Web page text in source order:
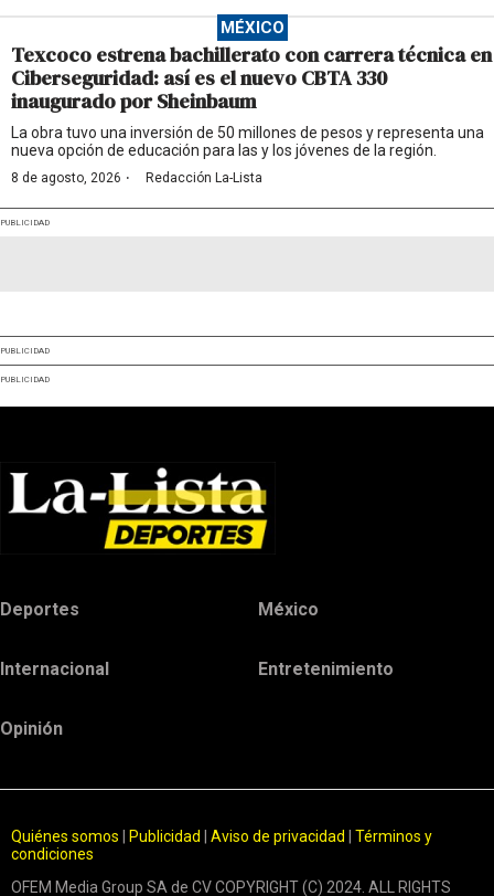
MÉXICO
Texcoco estrena bachillerato con carrera técnica en
Ciberseguridad: así es el nuevo CBTA 330
inaugurado por Sheinbaum
La obra tuvo una inversión de 50 millones de pesos y representa una
nueva opción de educación para las y los jóvenes de la región.
8 de agosto, 2026 · Redacción La-Lista
PUBLICIDAD
PUBLICIDAD
PUBLICIDAD
Deportes México
Internacional Entretenimiento
Opinión
Quiénes somos Publicidad Aviso de privacidad
Términos y
condiciones
OFEM Media Group SA de CV COPYRIGHT (C) 2024. ALL RIGHTS